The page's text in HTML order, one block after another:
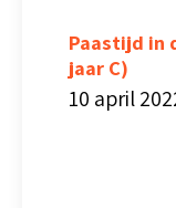
Paastijd in
jaar C)
10 april